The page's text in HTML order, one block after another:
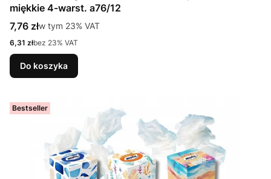
miękkie 4-warst. a76/12
Cena brutto
7,76 złw tym %s VAT
w tym 23% VAT
Cena netto
6,31 złbez 23% VAT
Do koszyka
Bestseller